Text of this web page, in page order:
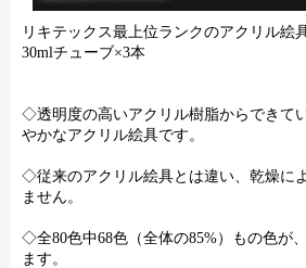
リキテックス最上位ランクのアクリル絵
30mlチューブ×3本
◇透明度の高いアクリル樹脂からできて
やかなアクリル絵具です。
◇従来のアクリル絵具とは違い、乾燥に
ません。
◇全80色中68色（全体の85%）もの色が
ます。